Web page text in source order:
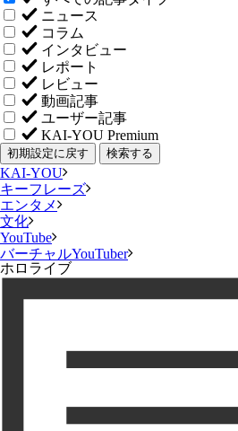
ニュース
コラム
インタビュー
レポート
レビュー
動画記事
ユーザー記事
KAI-YOU Premium
初期設定に戻す 検索する
KAI-YOU
キーフレーズ
エンタメ
文化
YouTube
バーチャルYouTuber
ホロライブ